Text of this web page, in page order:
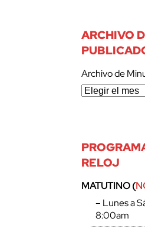
ARCHIVO
Archivo de
RELOJ
MATUTINO (
– Lunes a
8:00am